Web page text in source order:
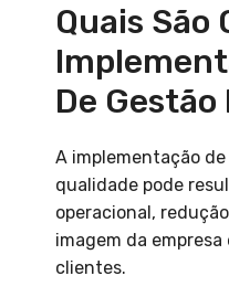
Quais São
De Gestão
A implementação
qualidade pode
operacional,
imagem da
clientes.